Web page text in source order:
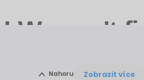
Nahoru Zobrazit více